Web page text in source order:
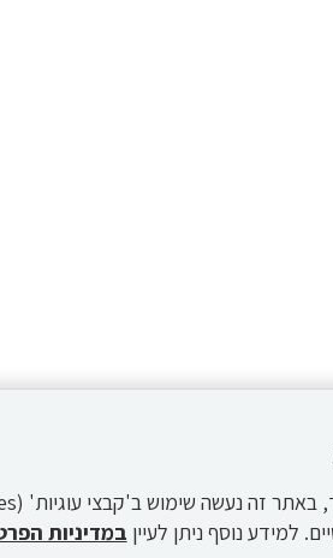
למידע נוסף ניתן לעיין במדיניות